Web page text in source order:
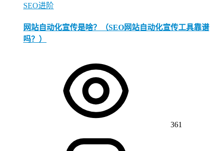
SEO进阶
网站自动化宣传是啥？（SEO网站自动化宣传工具靠谱
吗？）
361